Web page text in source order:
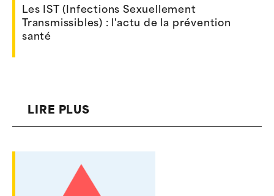
Les IST (Infections Sexuellement
Transmissibles) : l'actu de la prévention
santé
LIRE PLUS